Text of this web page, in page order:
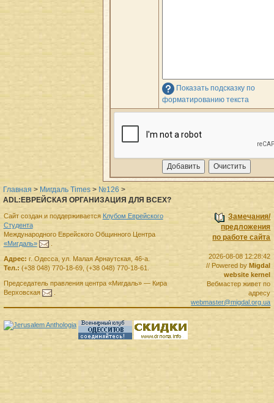
Показать подсказку по
форматированию текста
Главная > Мигдаль Times > №126 >
ADL:ЕВРЕЙСКАЯ ОРГАНИЗАЦИЯ ДЛЯ ВСЕХ?
Замечания/
предложения
по работе сайта
2026-08-08 12:28:42
// Powered byMigdal
website kernel
Вебмастер живет по
адресу
webmaster@migdal.org.ua
Сайт создан и поддерживается Клубом Еврейского
Студента
Международного Еврейского Общинного Центра
«Мигдаль»
.
Адрес: г. Одесса, ул. Малая Арнаутская, 46-а.
Тел.: (+38 048) 770-18-69, (+38 048) 770-18-61
Председатель правленияцентра «Мигдаль»— Кира
Верховская
.